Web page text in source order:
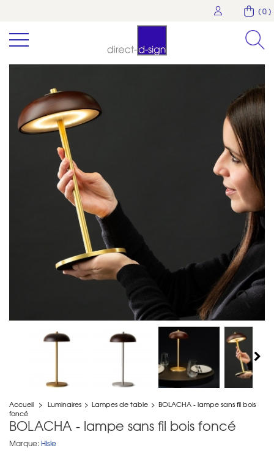
( 0 )
Accueil > Luminaires > Lampes de table > BOLACHA - lampe sans fil bois
foncé
BOLACHA - lampe sans fil bois foncé
Marque: Hisle